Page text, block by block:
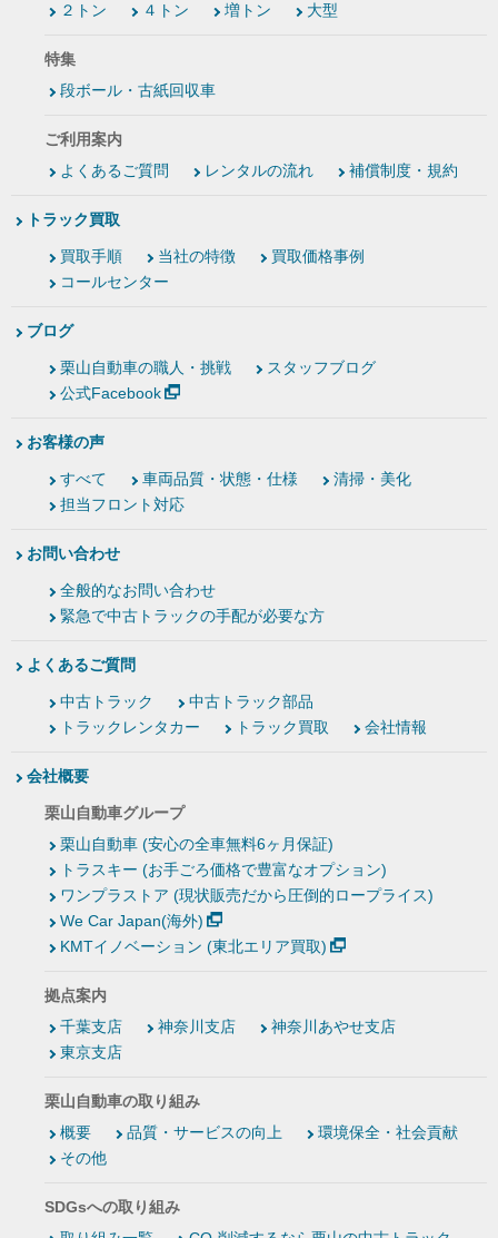
２トン
４トン 増トン 大型
特集
段ボール・古紙回収車
ご利用案内
よくあるご質問
レンタルの流れ 補償制度・規約
トラック買取
買取手順 当社の特徴
買取価格事例
コールセンター
ブログ
栗山自動車の職人・挑戦
スタッフブログ
公式Facebook
お客様の声
すべて 車両品質・状態・仕様
清掃・美化
担当フロント対応
お問い合わせ
全般的なお問い合わせ
緊急で中古トラックの手配が必要な方
よくあるご質問
中古トラック
中古トラック部品
トラックレンタカー
トラック買取 会社情報
会社概要
栗山自動車グループ
栗山自動車 (安心の全車無料6ヶ月保証)
トラスキー (お手ごろ価格で豊富なオプション)
ワンプラストア (現状販売だから圧倒的ロープライス)
We Car Japan(海外)
KMTイノベーション (東北エリア買取)
拠点案内
千葉支店
神奈川支店
神奈川あやせ支店
東京支店
栗山自動車の取り組み
概要
品質・サービスの向上
環境保全・社会貢献
その他
SDGsへの取り組み